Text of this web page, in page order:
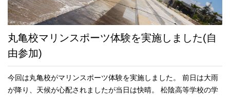
丸亀校マリンスポーツ体験を実施しました(自
由参加)
今回は丸亀校がマリンスポーツ体験を実施しました。 前日は大雨
が降り、天候が心配されましたが当日は快晴。 松陰高等学校の学